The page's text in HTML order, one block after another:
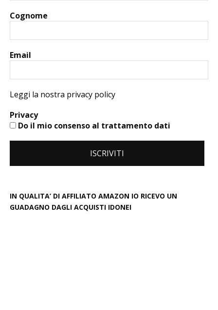
Cognome
Email
Leggi la nostra privacy policy
Privacy
Do il mio consenso al trattamento dati
IN QUALITA’ DI AFFILIATO AMAZON IO RICEVO UN
GUADAGNO DAGLI ACQUISTI IDONEI